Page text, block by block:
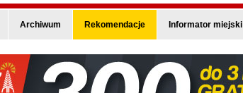
Archiwum Rekomendacje Informator miejski